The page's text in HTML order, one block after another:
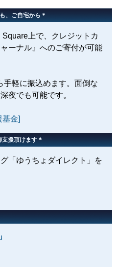
、ご自宅から＊
上で、クレジットカ
ーナル』へのご寄付が可能
手軽に振込めます。面倒な
夜でも可能です。
基金]
援頂けます＊
「ゆうちょダイレクト」を